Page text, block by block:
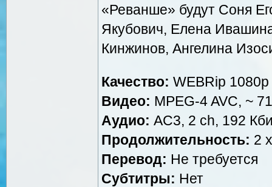
«Реванше» будут Соня
Якубович, Елена
Кинжинов, Ангелина
Качество: WEBRip 1080p
Видео: MPEG-4 AVC, ~
Аудио: AC3, 2 ch, 192
Продолжительность: 2
Перевод: Не требуется
Субтитры: Нет